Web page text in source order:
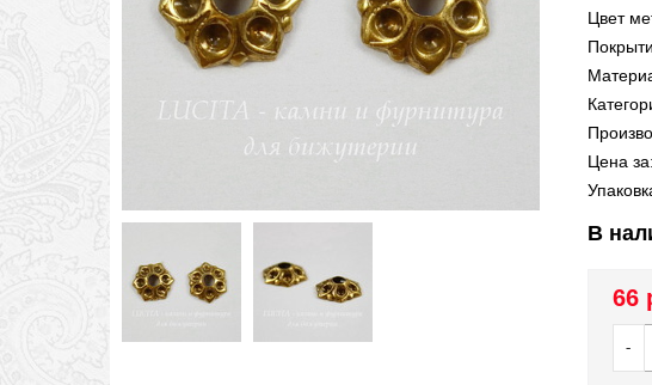
Цвет
Цена за:
В
66
-